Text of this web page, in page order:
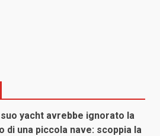
yacht avrebbe ignorato la
una piccola nave: scoppia la